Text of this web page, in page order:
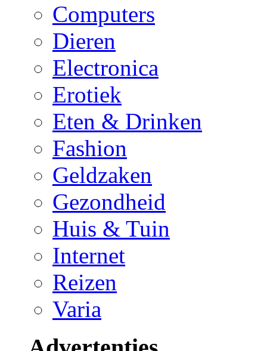
Computers
Dieren
Electronica
Erotiek
Eten & Drinken
Fashion
Geldzaken
Gezondheid
Huis & Tuin
Internet
Reizen
Varia